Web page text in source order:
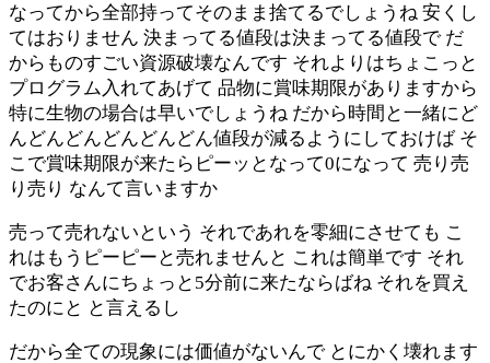
なってから全部持ってそのまま捨てるでしょうね 安くし
てはおりません 決まってる値段は決まってる値段で だ
からものすごい資源破壊なんです それよりはちょこっと
プログラム入れてあげて 品物に賞味期限がありますから
特に生物の場合は早いでしょうね だから時間と一緒にど
んどんどんどんどんどん値段が減るようにしておけば そ
こで賞味期限が来たらピーッとなって0になって 売り売
り売り なんて言いますか
売って売れないという それであれを零細にさせても こ
れはもうピーピーと売れませんと これは簡単です それ
でお客さんにちょっと5分前に来たならばね それを買え
たのにと と言えるし
だから全ての現象には価値がないんで とにかく壊れます